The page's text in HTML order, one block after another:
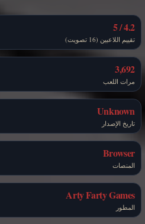
4.2 / 5
تقييم اللاعبين (16 تصويت)
3,692
مرات اللعب
Unknown
تاريخ الإصدار
Browser
المنصات
Arty Farty Games
المطور